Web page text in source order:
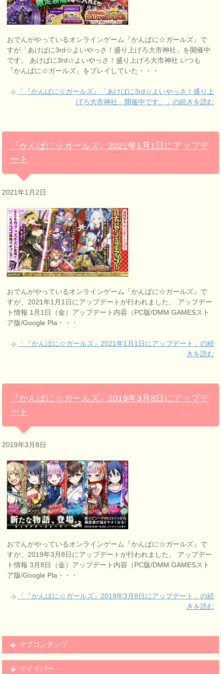
おでんがやっているオンラインゲーム『かんぱに☆ガールズ』で
すが「あけぱに3rd☆よいやっさ！盛り上げろ大市神社」を開催中
です。 あけぱに3rd☆よいやっさ！盛り上げろ大市神社 いつも
『かんぱに☆ガールズ』をプレイしていた・・・
「『かんぱに☆ガールズ』「あけぱに3rd☆よいやっさ！盛り上
げろ大市神社」開催中です。」の続きを読む
『かんぱに☆ガールズ』2021年1月1日にアップデ
ート
2021年1月2日
おでんがやっているオンラインゲーム『かんぱに☆ガールズ』で
すが、2021年1月1日にアップデートが行われました。 アップデー
ト情報 1月1日（金）アップデート内容（PC版/DMM GAMESスト
ア版/Google Pla・・・
「『かんぱに☆ガールズ』2021年1月1日にアップデート」の続
きを読む
『かんぱに☆ガールズ』2019年3月8日にアップデ
ート
2019年3月8日
おでんがやっているオンラインゲーム『かんぱに☆ガールズ』で
すが、2019年3月8日にアップデートが行われました。 アップデー
ト情報 3月8日（金）アップデート内容（PC版/DMM GAMESスト
ア版/Google Pla・・・
「『かんぱに☆ガールズ』2019年3月8日にアップデート」の続
きを読む
サブコンテンツ
サイドバー